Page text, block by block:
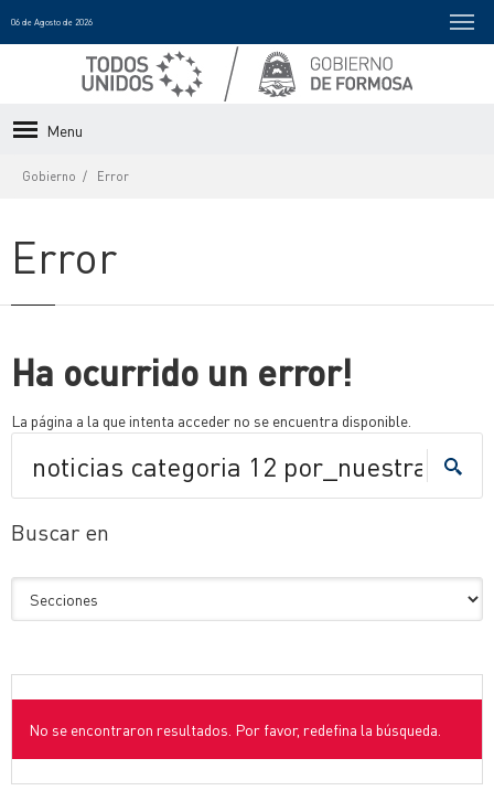
06 de Agosto de 2026
Menu
Gobierno Error
Error
Ha ocurrido un error!
La página a la que intenta acceder no se encuentra disponible.
Buscar en
No se encontraron resultados. Por favor, redefina la búsqueda.